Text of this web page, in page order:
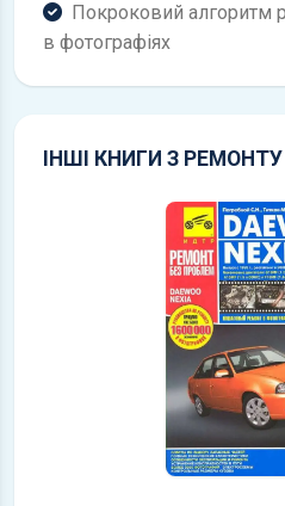
Покроковий алгоритм
в фотографіях
ІНШІ КНИГИ З РЕМОНТУ